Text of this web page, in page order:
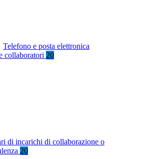
Telefono e posta elettronica
collaboratori 20
di incarichi di collaborazione o
20